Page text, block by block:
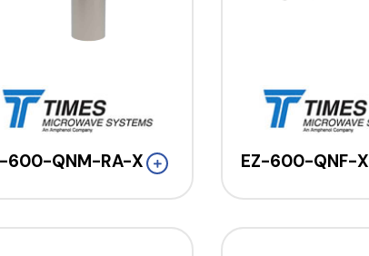
600-QNM-RA-X EZ-600-QNF-X